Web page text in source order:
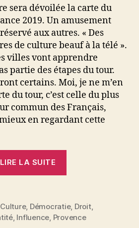
sera dévoilée la carte du
2019. Un amusement
aux autres. « Des
de culture beauf à la télé ».
villes vont apprendre
partie des étapes du tour.
certains. Moi, je ne m’en
du tour, c’est celle du plus
commun des Français,
en regardant cette
LIRE LA SUITE
Culture, Démocratie, Droit,
, Influence, Provence